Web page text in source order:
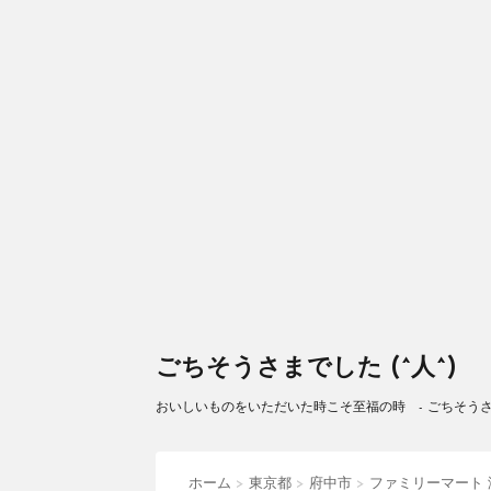
ごちそうさまでした (^人^)
おいしいものをいただいた時こそ至福の時 - ごちそう
ホーム > 東京都 > 府中市 > ファミリーマート